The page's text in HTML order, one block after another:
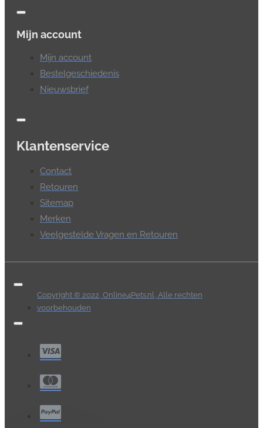
Mijn account
Mijn account
Bestelgeschiedenis
Nieuwsbrief
Klantenservice
Contact
Retouren
Sitemap
Merken
Veelgestelde Vragen en Retouren
Copyright © 2022, Online4Pets.nl, Alle rechten
voorbehouden